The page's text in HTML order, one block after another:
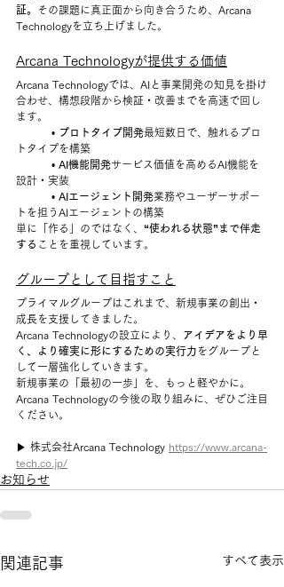
証。
その課題に真正面から向き合うため、Arcana
Technologyを立ち上げました。
Arcana Technologyが提供する価値
Arcana Technologyでは、AIと事業開発の知見を掛け
合わせ、構想段階から検証・改善までを高速で回し
ます。
	•
プロトタイプ開発最短数日で、触れるプロ
トタイプを構築
	•
AI機能開発サービス価値を高めるAI機能を
設計・実装
	•
AIエージェント開発業務やユーザーサポー
トを担うAIエージェントの構築
単に「作る」のではなく、 “使われる状態”まで伴走
する ことを重視しています。
グループとして目指すこと
プライマルグループはこれまで、新規事業の創出・
成長を支援してきました。
Arcana Technologyの設立により、 アイデアをより早
く、より確実に形にするための実行力 をグループと
して一層強化していきます。
新規事業の「最初の一歩」を、もっと軽やかに。
Arcana Technologyの今後の取り組みに、ぜひご注目
ください。
▶ 株式会社Arcana Technology https://www.arcana-
tech.co.jp/
お知らせ
関連記事 すべて表示